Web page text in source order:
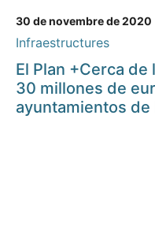
30 de novembre de 2020
Infraestructures
El Plan +Cerca
30 millones de
ayuntamientos de